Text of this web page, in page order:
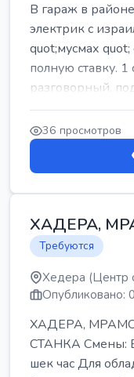
В гараж в
электрик с
quot;мусмах
полную ставку.
разговорный.
36 просмотров
ХАДЕРА,
Требуются
Хедера (Центр
Опубликовано:
ХАДЕРА,
СТАНКА Смены:
шек час Для